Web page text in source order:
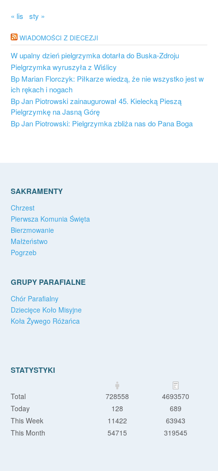
« lis sty »
WIADOMOŚCI Z DIECEZJI
W upalny dzień pielgrzymka dotarła do Buska-Zdroju
Pielgrzymka wyruszyła z Wiślicy
Bp Marian Florczyk: Piłkarze wiedzą, że nie wszystko jest w
ich rękach i nogach
Bp Jan Piotrowski zainaugurował 45. Kielecką Pieszą
Pielgrzymkę na Jasną Górę
Bp Jan Piotrowski: Pielgrzymka zbliża nas do Pana Boga
SAKRAMENTY
Chrzest
Pierwsza Komunia Święta
Bierzmowanie
Małżeństwo
Pogrzeb
GRUPY PARAFIALNE
Chór Parafialny
Dziecięce Koło Misyjne
Koła Żywego Różańca
STATYSTYKI
Total 728558
4693570
Today
128
689
This Week
11422
63943
This Month
54715 319545